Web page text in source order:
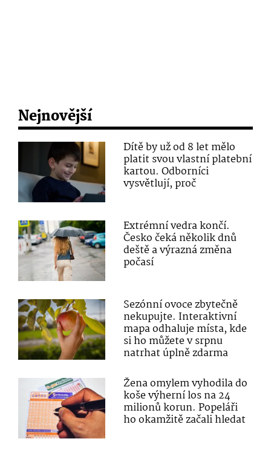
Nejnovější
Dítě by už od 8 let mělo
platit svou vlastní platební
kartou. Odborníci
vysvětlují, proč
Extrémní vedra končí.
Česko čeká několik dnů
deště a výrazná změna
počasí
Sezónní ovoce zbytečně
nekupujte. Interaktivní
mapa odhaluje místa, kde
si ho můžete v srpnu
natrhat úplně zdarma
Žena omylem vyhodila do
koše výherní los na 24
milionů korun. Popeláři
ho okamžitě začali hledat